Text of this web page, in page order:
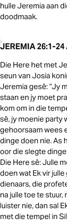
hulle Jeremia aan
doodmaak.
JEREMIA 26:1-
Die Here het met
seun van Josia
Jeremia gesê: “Jy
staan en jy moet
kom om in die
sê, jy moenie party
gehoorsaam wees
dinge doen nie. As
oor die slegte
Die Here sê: Julle
doen wat Ek vir
dienaars, die
na julle toe te stuur,
luister nie, dan sal
met die tempel in